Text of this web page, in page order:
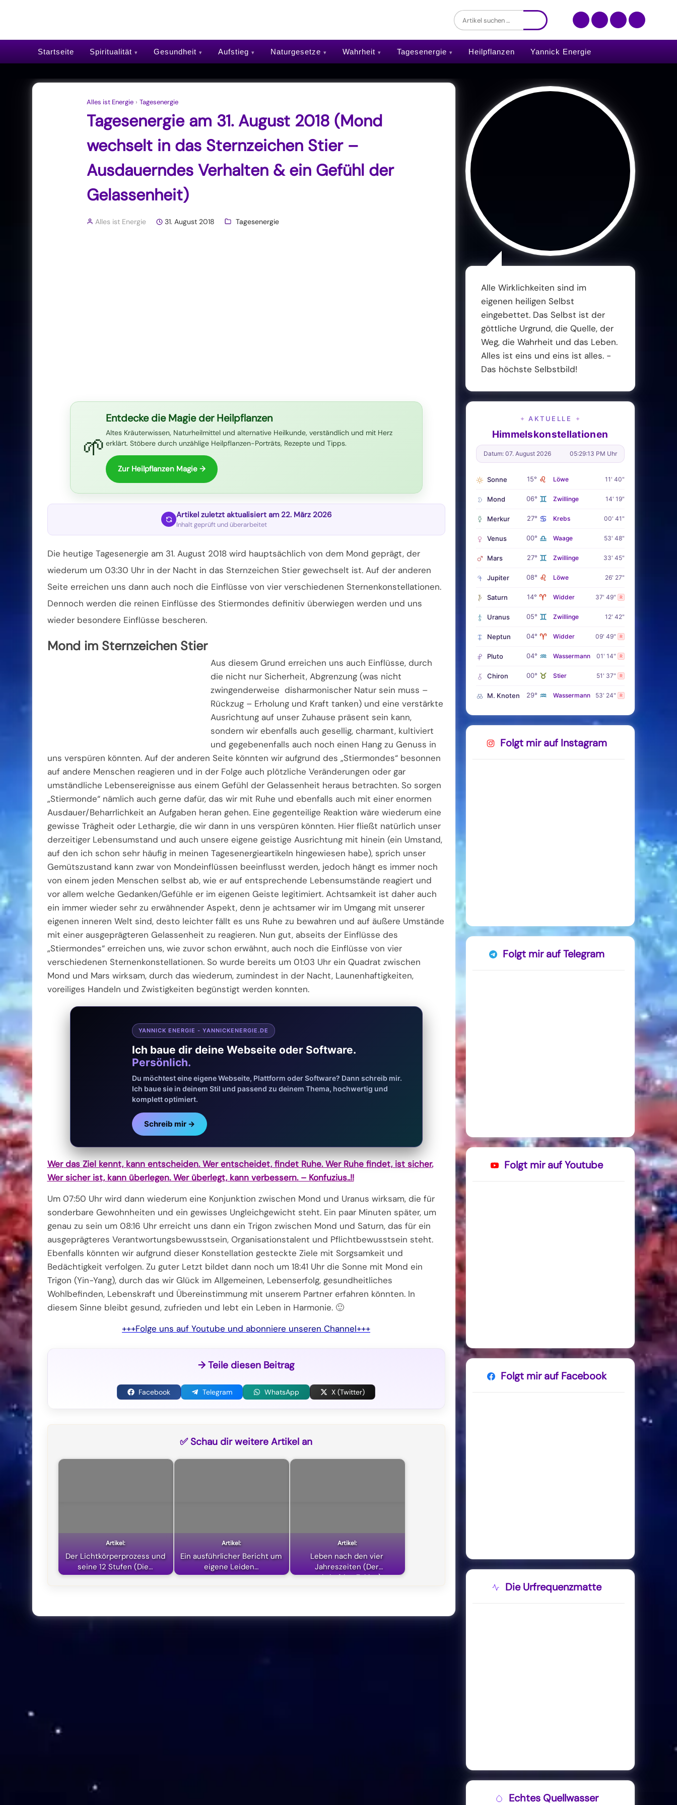
Startseite Spiritualität Gesundheit Aufstieg Naturgesetze Wahrheit Tagesenergie Heilpflanzen Yannick Energie
Alles ist Energie › Tagesenergie
Tagesenergie am 31. August 2018 (Mond
wechselt in das Sternzeichen Stier –
Ausdauerndes Verhalten & ein Gefühl der
Gelassenheit)
Alles ist Energie 31. August 2018 Tagesenergie
🌱
Entdecke die Magie der Heilpflanzen
Altes Kräuterwissen, Naturheilmittel und alternative Heilkunde, verständlich und mit Herz
erklärt. Stöbere durch unzählige Heilpflanzen-Porträts, Rezepte und Tipps.
Zur Heilpflanzen Magie →
Artikel zuletzt aktualisiert am 22. März 2026
Inhalt geprüft und überarbeitet
Die heutige Tagesenergie am 31. August 2018 wird hauptsächlich von dem Mond geprägt, der
wiederum um 03:30 Uhr in der Nacht in das Sternzeichen Stier gewechselt ist. Auf der anderen
Seite erreichen uns dann auch noch die Einflüsse von vier verschiedenen Sternenkonstellationen.
Dennoch werden die reinen Einflüsse des Stiermondes definitiv überwiegen werden und uns
wieder besondere Einflüsse bescheren.
Mond im Sternzeichen Stier
Aus diesem Grund erreichen uns auch Einflüsse, durch
die nicht nur Sicherheit, Abgrenzung (was nicht
zwingenderweise disharmonischer Natur sein muss –
Rückzug – Erholung und Kraft tanken) und eine verstärkte
Ausrichtung auf unser Zuhause präsent sein kann,
sondern wir ebenfalls auch gesellig, charmant, kultiviert
und gegebenenfalls auch noch einen Hang zu Genuss in
uns verspüren könnten. Auf der anderen Seite könnten wir aufgrund des „Stiermondes“ besonnen
auf andere Menschen reagieren und in der Folge auch plötzliche Veränderungen oder gar
umständliche Lebensereignisse aus einem Gefühl der Gelassenheit heraus betrachten. So sorgen
„Stiermonde“ nämlich auch gerne dafür, das wir mit Ruhe und ebenfalls auch mit einer enormen
Ausdauer/Beharrlichkeit an Aufgaben heran gehen. Eine gegenteilige Reaktion wäre wiederum eine
gewisse Trägheit oder Lethargie, die wir dann in uns verspüren könnten. Hier fließt natürlich unser
derzeitiger Lebensumstand und auch unsere eigene geistige Ausrichtung mit hinein (ein Umstand,
auf den ich schon sehr häufig in meinen Tagesenergieartikeln hingewiesen habe), sprich unser
Gemütszustand kann zwar von Mondeinflüssen beeinflusst werden, jedoch hängt es immer noch
von einem jeden Menschen selbst ab, wie er auf entsprechende Lebensumstände reagiert und
vor allem welche Gedanken/Gefühle er im eigenen Geiste legitimiert. Achtsamkeit ist daher auch
ein immer wieder sehr zu erwähnender Aspekt, denn je achtsamer wir im Umgang mit unserer
eigenen inneren Welt sind, desto leichter fällt es uns Ruhe zu bewahren und auf äußere Umstände
mit einer ausgeprägteren Gelassenheit zu reagieren. Nun gut, abseits der Einflüsse des
„Stiermondes“ erreichen uns, wie zuvor schon erwähnt, auch noch die Einflüsse von vier
verschiedenen Sternenkonstellationen. So wurde bereits um 01:03 Uhr ein Quadrat zwischen
Mond und Mars wirksam, durch das wiederum, zumindest in der Nacht, Launenhaftigkeiten,
voreiliges Handeln und Zwistigkeiten begünstigt werden konnten.
YANNICK ENERGIE - YANNICKENERGIE.DE
Ich baue dir deine Webseite oder Software.
Persönlich.
Du möchtest eine eigene Webseite, Plattform oder Software? Dann schreib mir.
Ich baue sie in deinem Stil und passend zu deinem Thema, hochwertig und
komplett optimiert.
Schreib mir →
Wer das Ziel kennt, kann entscheiden. Wer entscheidet, findet Ruhe. Wer Ruhe findet, ist sicher.
Wer sicher ist, kann überlegen. Wer überlegt, kann verbessern. – Konfuzius..!!
Um 07:50 Uhr wird dann wiederum eine Konjunktion zwischen Mond und Uranus wirksam, die für
sonderbare Gewohnheiten und ein gewisses Ungleichgewicht steht. Ein paar Minuten später, um
genau zu sein um 08:16 Uhr erreicht uns dann ein Trigon zwischen Mond und Saturn, das für ein
ausgeprägteres Verantwortungsbewusstsein, Organisationstalent und Pflichtbewusstsein steht.
Ebenfalls könnten wir aufgrund dieser Konstellation gesteckte Ziele mit Sorgsamkeit und
Bedächtigkeit verfolgen. Zu guter Letzt bildet dann noch um 18:41 Uhr die Sonne mit Mond ein
Trigon (Yin-Yang), durch das wir Glück im Allgemeinen, Lebenserfolg, gesundheitliches
Wohlbefinden, Lebenskraft und Übereinstimmung mit unserem Partner erfahren könnten. In
diesem Sinne bleibt gesund, zufrieden und lebt ein Leben in Harmonie. 🙂
+++Folge uns auf Youtube und abonniere unseren Channel+++
→ Teile diesen Beitrag
Facebook Telegram WhatsApp X (Twitter)
✅ Schau dir weitere Artikel an
Der Lichtkörperprozess und
seine 12 Stufen (Die…
Ein ausführlicher Bericht um
eigene Leiden…
Leben nach den vier
Jahreszeiten (Der
wahrhaftige Zyklus)
Alle Wirklichkeiten sind im
eigenen heiligen Selbst
eingebettet. Das Selbst ist der
göttliche Urgrund, die Quelle, der
Weg, die Wahrheit und das Leben.
Alles ist eins und eins ist alles. -
Das höchste Selbstbild!
✦ AKTUELLE ✦
Himmelskonstellationen
Datum: 07. August 2026 05:29:14 PM Uhr
Sonne 15° ♌ Löwe 11' 40"
Mond 06° ♊ Zwillinge 14' 19"
Merkur 27° ♋ Krebs 00' 41"
Venus 00° ♎ Waage 53' 48"
Mars 27° ♊ Zwillinge 33' 45"
Jupiter 08° ♌ Löwe 26' 27"
Saturn 14° ♈ Widder 37' 49" R
Uranus 05° ♊ Zwillinge 12' 42"
Neptun 04° ♈ Widder 09' 49" R
Pluto 04° ♒ Wassermann 01' 14" R
Chiron 00° ♉ Stier 51' 37" R
M. Knoten 29° ♒ Wassermann 53' 24" R
Folgt mir auf Instagram
Folgt mir auf Telegram
Folgt mir auf Youtube
Folgt mir auf Facebook
Die Urfrequenzmatte
Echtes Quellwasser